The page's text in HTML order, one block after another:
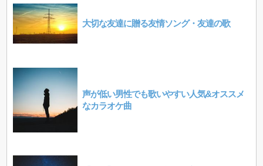
大切な友達に贈る友情ソング・友達の歌
声が低い男性でも歌いやすい人気&オススメ
なカラオケ曲